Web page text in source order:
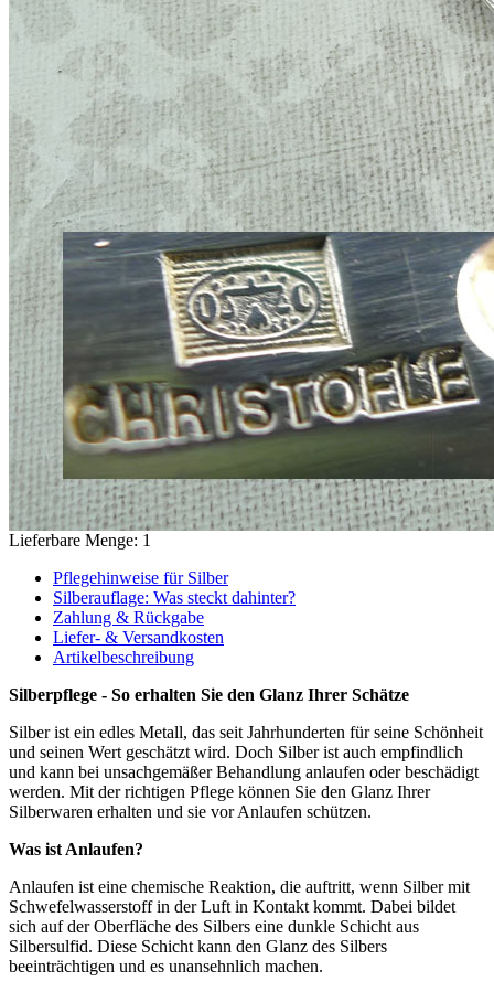
Lieferbare Menge: 1
Pflegehinweise für Silber
Silberauflage: Was steckt dahinter?
Zahlung & Rückgabe
Liefer- & Versandkosten
Artikelbeschreibung
Silberpflege - So erhalten Sie den Glanz Ihrer Schätze
Silber ist ein edles Metall, das seit Jahrhunderten für seine Schönheit
und seinen Wert geschätzt wird. Doch Silber ist auch empfindlich
und kann bei unsachgemäßer Behandlung anlaufen oder beschädigt
werden. Mit der richtigen Pflege können Sie den Glanz Ihrer
Silberwaren erhalten und sie vor Anlaufen schützen.
Was ist Anlaufen?
Anlaufen ist eine chemische Reaktion, die auftritt, wenn Silber mit
Schwefelwasserstoff in der Luft in Kontakt kommt. Dabei bildet
sich auf der Oberfläche des Silbers eine dunkle Schicht aus
Silbersulfid. Diese Schicht kann den Glanz des Silbers
beeinträchtigen und es unansehnlich machen.